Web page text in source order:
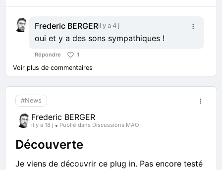
Frederic BERGERil y a 4 j
oui et y a des sons sympathiques !
Répondre 1
Voir plus de commentaires
#News
Frederic BERGER
il y a 18 j Publié dans Discussions MAO
Découverte
Je viens de découvrir ce plug in. Pas encore testé